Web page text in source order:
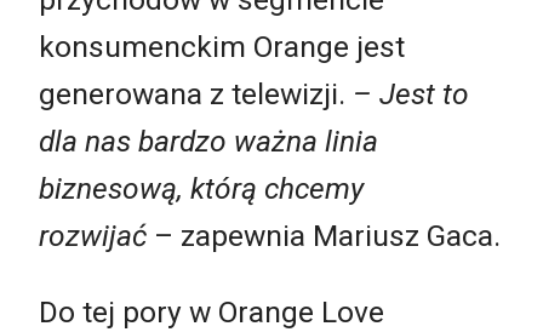
konsumenckim Orange jest
generowana z telewizji. – Jest to
dla nas bardzo ważna linia
biznesową, którą chcemy
rozwijać – zapewnia Mariusz Gaca.
Do tej pory w Orange Love